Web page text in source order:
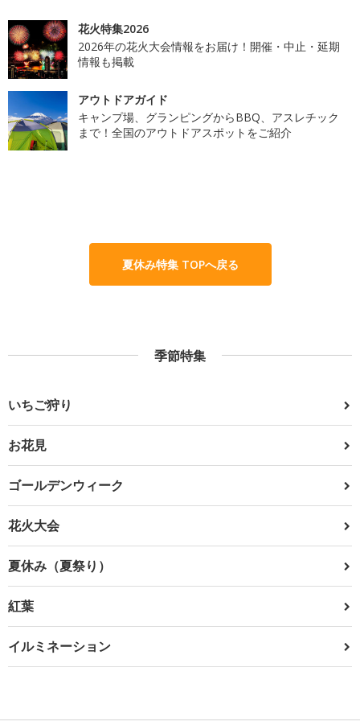
花火特集2026
2026年の花火大会情報をお届け！開催・中止・延期
情報も掲載
アウトドアガイド
キャンプ場、グランピングからBBQ、アスレチック
まで！全国のアウトドアスポットをご紹介
夏休み特集 TOPへ戻る
季節特集
いちご狩り
お花見
ゴールデンウィーク
花火大会
夏休み（夏祭り）
紅葉
イルミネーション